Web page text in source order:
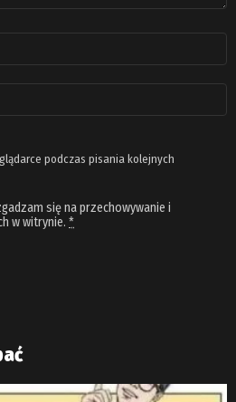
podczas pisania kolejnych
się na przechowywanie i
w witrynie. *